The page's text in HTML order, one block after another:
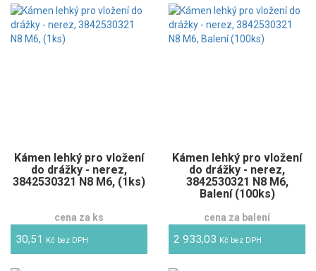
Kámen lehký pro vložení
do drážky - nerez,
3842530321 N8 M6, (1ks)
cena za ks
30,51 Kč bez DPH
Kámen lehký pro vložení
do drážky - nerez,
3842530321 N8 M6,
Balení (100ks)
cena za balení
2 933,03 Kč bez DPH